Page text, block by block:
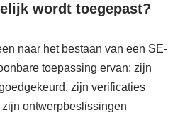
wordt toegepast?
naar het bestaan van een SE-
toepassing ervan: zijn
zijn verificaties
ontwerpbeslissingen